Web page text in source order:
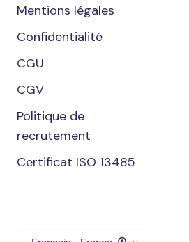
Mentions légales
Confidentialité
CGU
CGV
Politique de
recrutement
Certificat ISO 13485